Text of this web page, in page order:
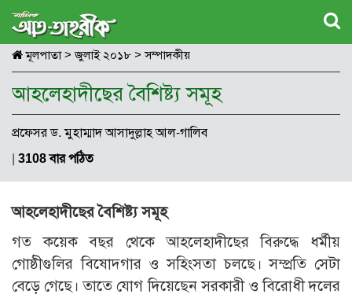
মূলপাতা> জুলাই ২০১৮ > সম্পাদকীয়
আহলেহাদীছের বৈশিষ্ট্য সমূহ
প্রফেসর ড. মুহাম্মাদ আসাদুল্লাহ আল-গালিব
| 3108 বার পঠিত
আহলেহাদীছের বৈশিষ্ট্য সমূহ
গত কয়েক বছর থেকে আহলেহাদীছের বিরুদ্ধে ধর্মীয়
গোষ্ঠীগুলির বিষোদ্গার ও সহিংসতা চলছে। সম্প্রতি সেটা
বেড়ে গেছে। তাতে যোগ দিয়েছেন সরকারী ও বিরোধী দলের